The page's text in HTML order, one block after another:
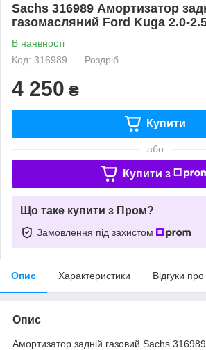
Sachs 316989 Амортизатор
газомасляний Ford Kuga 2.0-
В наявності
Код: 316989
Роздріб
4 250 ₴
Купити
або
Купити з
Що таке купити з Пром?
Замовлення під захистом
Опис Характеристики Відгуки
Опис
Амортизатор задній газовий Sachs 316989